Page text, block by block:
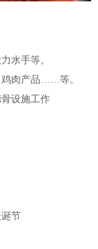
水手等。
鸡肉产品……等。
设施工作
节